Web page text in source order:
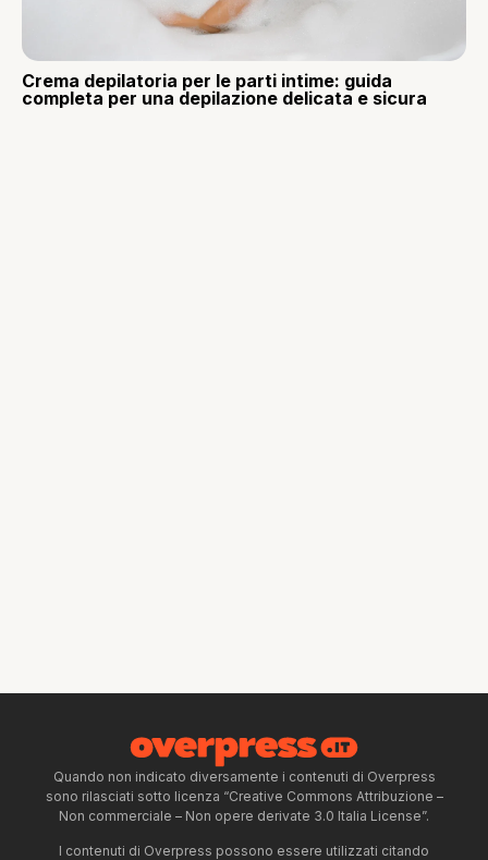
Crema depilatoria per le parti intime: guida
completa per una depilazione delicata e sicura
Quando non indicato diversamente i contenuti di Overpress
sono rilasciati sotto licenza “Creative Commons Attribuzione –
Non commerciale – Non opere derivate 3.0 Italia License”.
I contenuti di Overpress possono essere utilizzati citando